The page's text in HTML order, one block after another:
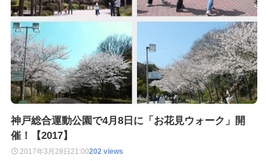
神戸総合運動公園で4月8日に「お花見ウォーク」開
催！【2017】
2017年3月28日21:00202 views